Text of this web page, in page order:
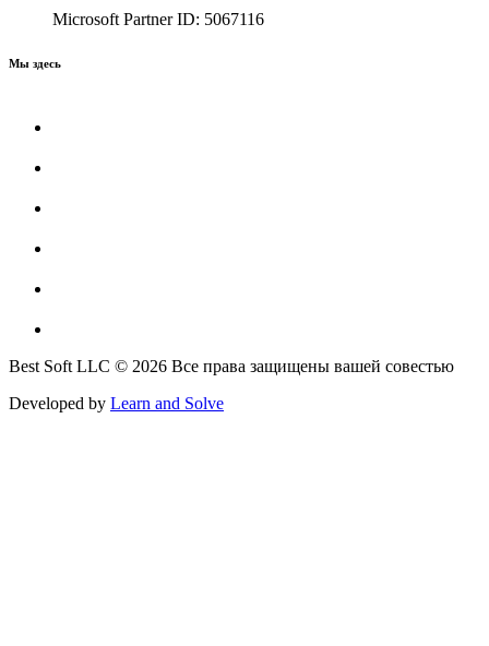
Microsoft Partner ID: 5067116
Мы здесь
Best Soft LLC © 2026 Все права защищены вашей совестью
Developed by Learn and Solve